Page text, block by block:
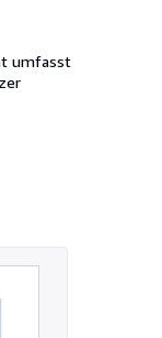
umfasst